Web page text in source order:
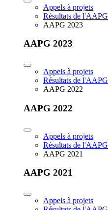
Appels à projets
Résultats de l'AAPG
AAPG 2023
AAPG 2023
Appels à projets
Résultats de l'AAPG
AAPG 2022
AAPG 2022
Appels à projets
Résultats de l'AAPG
AAPG 2021
AAPG 2021
Appels à projets